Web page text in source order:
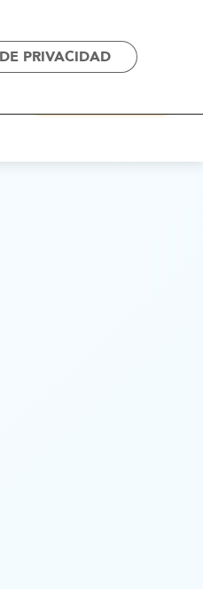
PRIVACIDAD